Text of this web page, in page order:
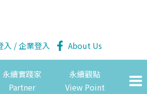
入 /企業登入 About Us
永續實踐家
Partner
永續觀點
View Point